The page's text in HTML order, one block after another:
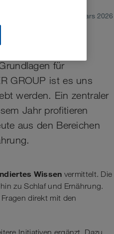
mars 2026
für
GROUP ist es uns
werden. Ein zentraler
Jahr profitieren
aus den Bereichen
Wissen vermittelt. Die
zu Schlaf und Ernährung.
direkt mit den